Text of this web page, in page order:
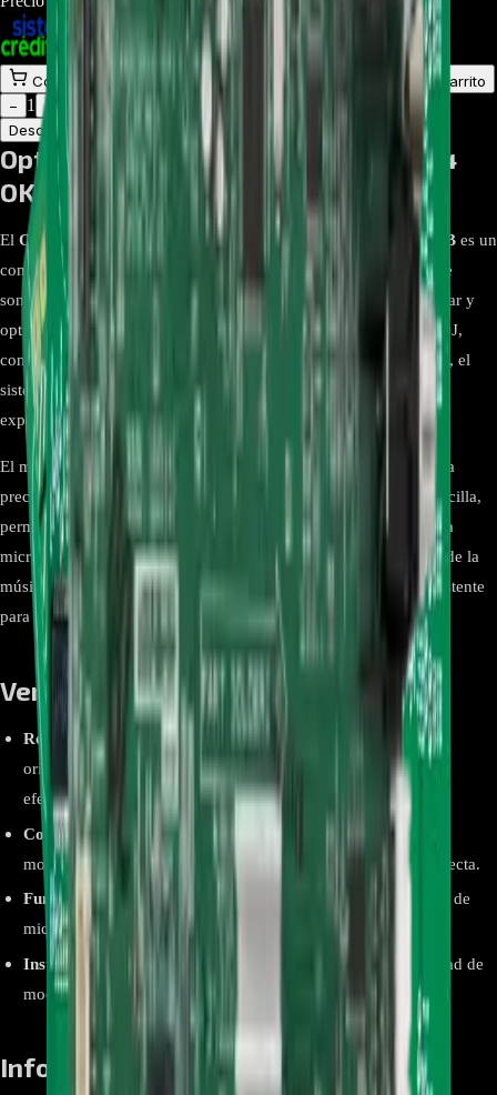
Comprar en línea Comprar y Recoger
Añadir al Carrito
−
1
+
Descripción
Option Code Assembly EBR85801114
OK55-NB.DCOLLLB
El Option Code Assembly EBR85801114 OK55-NB.DCOLLLB es un
componente original diseñado específicamente para el sistema de
sonido LG XBOOM OK55. Este módulo interno permite recuperar y
optimizar las funciones esenciales del equipo, como efectos de DJ,
conectividad Bluetooth, y control de iluminación. Con esta pieza, el
sistema retoma su funcionamiento completo, brindando una
experiencia de sonido potente y envolvente.
El modelo EBR85801114 ha sido creado para integrarse de forma
precisa con el LG XBOOM OK55. Su instalación es rápida y sencilla,
permitiendo restablecer características clave como la entrada para
micrófono, efectos especiales y sincronización de luces al ritmo de la
música. Este módulo garantiza un rendimiento confiable y consistente
para el usuario.
Ventajas y beneficios
Restaura funciones clave:
Permite recuperar las capacidades
originales del sistema, incluyendo conectividad inalámbrica y
efectos de sonido.
Compatibilidad dedicada:
Fabricado específicamente para el
modelo LG XBOOM OK55, asegurando una integración perfecta.
Funciones completas:
Activa karaoke, efectos de DJ, entrada de
micrófono y sincronización de iluminación con la música.
Instalación sencilla:
Se puede instalar fácilmente sin necesidad de
modificaciones complejas ni herramientas especializadas.
Información relevante